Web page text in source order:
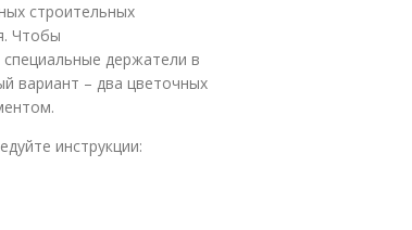
строительных
Чтобы
держатели в
вариант – два цветочных
инструкции: